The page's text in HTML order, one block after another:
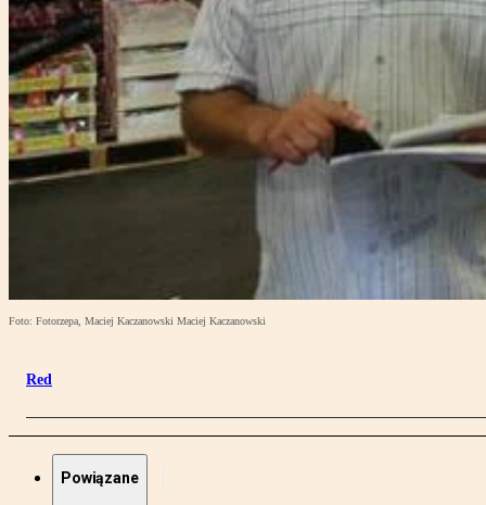
Foto: Fotorzepa, Maciej Kaczanowski Maciej Kaczanowski
Red
Powiązane